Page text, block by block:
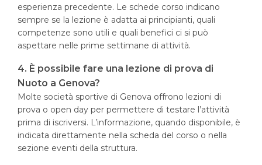
esperienza precedente. Le schede corso indicano
sempre se la lezione è adatta ai principianti, quali
competenze sono utili e quali benefici ci si può
aspettare nelle prime settimane di attività.
4. È possibile fare una lezione di prova di
Nuoto a Genova?
Molte società sportive di Genova offrono lezioni di
prova o open day per permettere di testare l’attività
prima di iscriversi. L’informazione, quando disponibile, è
indicata direttamente nella scheda del corso o nella
sezione eventi della struttura.